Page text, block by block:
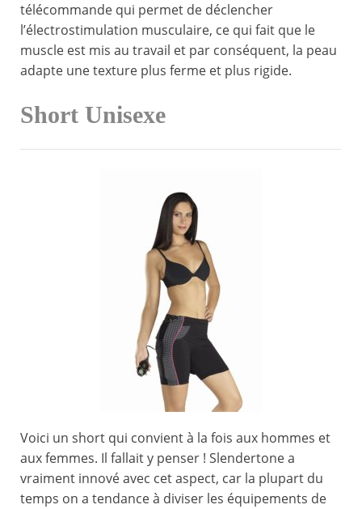
télécommande qui permet de déclencher
l’électrostimulation musculaire, ce qui fait que le
muscle est mis au travail et par conséquent, la peau
adapte une texture plus ferme et plus rigide.
Short Unisexe
Voici un short qui convient à la fois aux hommes et
aux femmes. Il fallait y penser ! Slendertone a
vraiment innové avec cet aspect, car la plupart du
temps on a tendance à diviser les équipements de